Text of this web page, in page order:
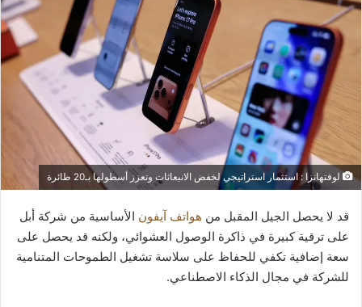
لوفتهانزا : استثمار استراتيجي لخفض الانبعاثات وتعزز أسطولها بـ20 طائرة
قد لا يحصل الجيل المقبل من هواتف آيفون الأساسية من شركة أبل
على ترقية كبيرة في ذاكرة الوصول العشوائي، ولكنه قد يحصل على
سعة إضافية تكفي للحفاظ على سلاسة تشغيل الطموحات المتنامية
للشركة في مجال الذكاء الاصطناعي.